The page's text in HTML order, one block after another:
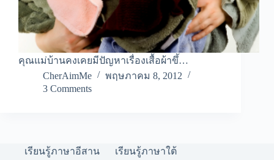
คุณแม่บ้านคงเคยมีปัญหาเรื่องเสื้อผ้าขึ้…
CherAimMe
พฤษภาคม 8, 2012
3 Comments
เรียนรู้ภาษาอีสาน เรียนรู้ภาษาใต้